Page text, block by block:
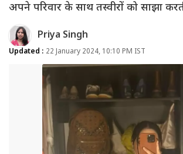
अपने परिवार के साथ तस्वीरों को साझा
Priya Singh
Updated : 22 January 2024, 10:10 PM IST